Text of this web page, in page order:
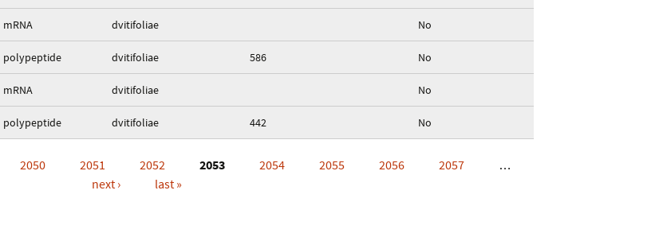
mRNA dvitifoliae No
polypeptide dvitifoliae 586 No
mRNA dvitifoliae No
polypeptide dvitifoliae 442 No
2050 2051 2052 2053 2054 2055 2056 2057
…
next ›
last »